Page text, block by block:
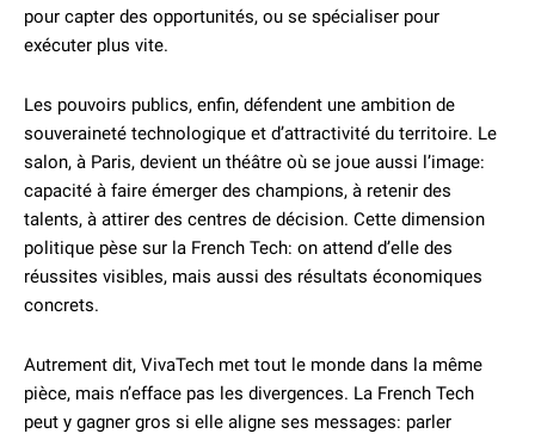
pour capter des opportunités, ou se spécialiser pour
exécuter plus vite.
Les pouvoirs publics, enfin, défendent une ambition de
souveraineté technologique et d’attractivité du territoire. Le
salon, à Paris, devient un théâtre où se joue aussi l’image:
capacité à faire émerger des champions, à retenir des
talents, à attirer des centres de décision. Cette dimension
politique pèse sur la French Tech: on attend d’elle des
réussites visibles, mais aussi des résultats économiques
concrets.
Autrement dit, VivaTech met tout le monde dans la même
pièce, mais n’efface pas les divergences. La French Tech
peut y gagner gros si elle aligne ses messages: parler